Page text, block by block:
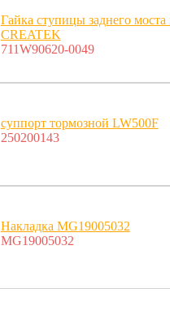
Гайка ступицы заднего
CREATEK
711W90620-0049
суппорт тормозной LW500F
250200143
Накладка MG19005032
MG19005032